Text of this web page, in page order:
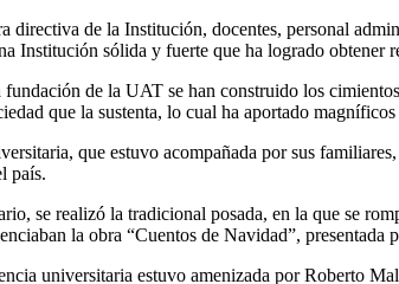
directiva de la Institución, docentes, personal
Institución sólida y fuerte que ha logrado
fundación de la UAT se han construido los
que la sustenta, lo cual ha aportado
que estuvo acompañada por sus
país.
se realizó la tradicional posada, en la que se
la obra “Cuentos de Navidad”, presentada
universitaria estuvo amenizada por Roberto